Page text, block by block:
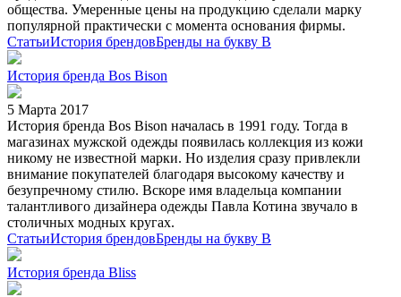
общества. Умеренные цены на продукцию сделали марку
популярной практически с момента основания фирмы.
СтатьиИстория брендовБренды на букву B
История бренда Bos Bison
5 Марта 2017
История бренда Bos Bison началась в 1991 году. Тогда в
магазинах мужской одежды появилась коллекция из кожи
никому не известной марки. Но изделия сразу привлекли
внимание покупателей благодаря высокому качеству и
безупречному стилю. Вскоре имя владельца компании
талантливого дизайнера одежды Павла Котина звучало в
столичных модных кругах.
СтатьиИстория брендовБренды на букву B
История бренда Bliss